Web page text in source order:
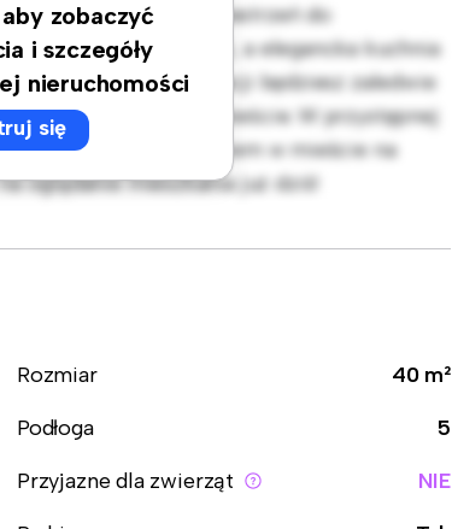
zobaczyć
i szczegóły
nieruchomości
się
i przytulną przestrzeń do
nadaje się do rozrywki, a elegancka kuchnia
doskonałej lokalizacji będziesz zaledwie
i miejsc rozrywki w mieście. W przystępnej
aby cieszyć się życiem w mieście na
oglądanie mieszkania już dziś!
Rozmiar
40 m²
Podłoga
5
Przyjazne dla zwierząt
NIE